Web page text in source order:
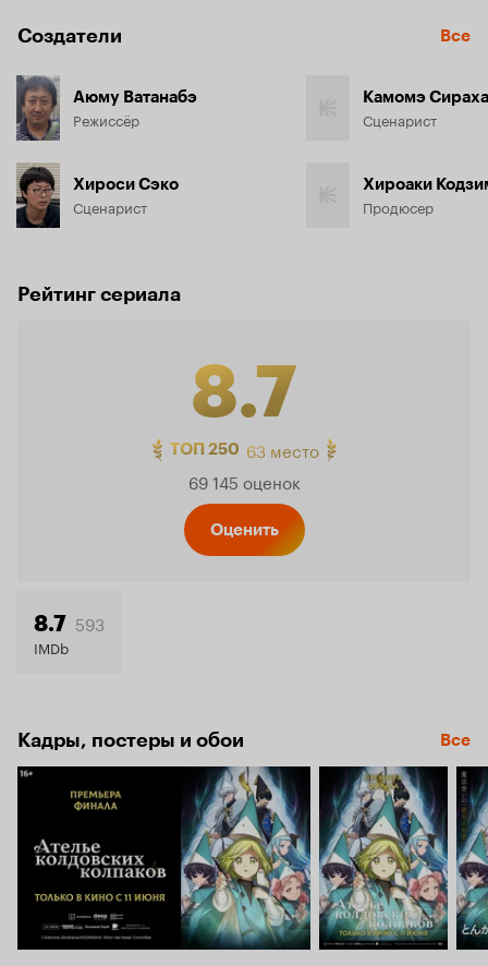
Создатели Все
Аюму Ватанабэ
Режиссёр
Хироси Сэко
Сценарист
Камомэ
Сценарист
Хироаки
Продюсер
Рейтинг сериала
8.7
Рейтинг
ТОП 250 63 место
69 145 оценок
Оценить
8.7 593
IMDb
Кадры, постеры и обои Все